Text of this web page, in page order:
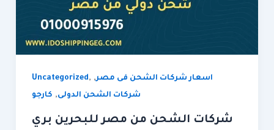
Uncategorized, اسعار شركات الشحن فى مصر,
شركات الشحن الدولى, كارجو
شركات الشحن من مصر للبحرين بري